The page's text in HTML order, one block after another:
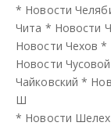
* Новости
Чита * Новости
Новости Чехов *
Новости Чусовой
Чайковский *
Ш
* Новости